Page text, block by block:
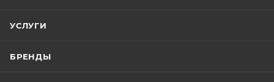
УСЛУГИ
БРЕНДЫ